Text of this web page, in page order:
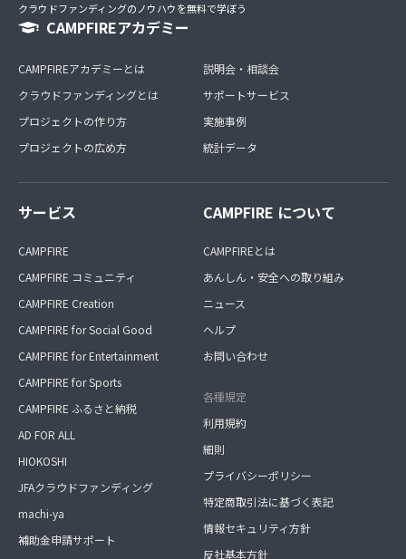
クラウドファンディングのノウハウを無料で学ぼう
CAMPFIREアカデミー
CAMPFIREアカデミーとは
クラウドファンディングとは
プロジェクトの作り方
プロジェクトの広め方
説明会・相談会
サポートサービス
実施事例
統計データ
サービス
CAMPFIRE
CAMPFIRE コミュニティ
CAMPFIRE Creation
CAMPFIRE for Social Good
CAMPFIRE for Entertainment
CAMPFIRE for Sports
CAMPFIRE ふるさと納税
AD FOR ALL
HIOKOSHI
JFAクラウドファンディング
machi-ya
補助金申請サポート
CAMPFIRE について
CAMPFIREとは
あんしん・安全への取り組み
ニュース
ヘルプ
お問い合わせ
各種規定
利用規約
細則
プライバシーポリシー
特定商取引法に基づく表記
情報セキュリティ方針
反社基本方針